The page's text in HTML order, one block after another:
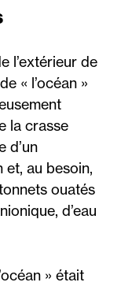
l’extérieur de
« l’océan »
la crasse
d’un
au besoin,
ouatés
d’eau
» était